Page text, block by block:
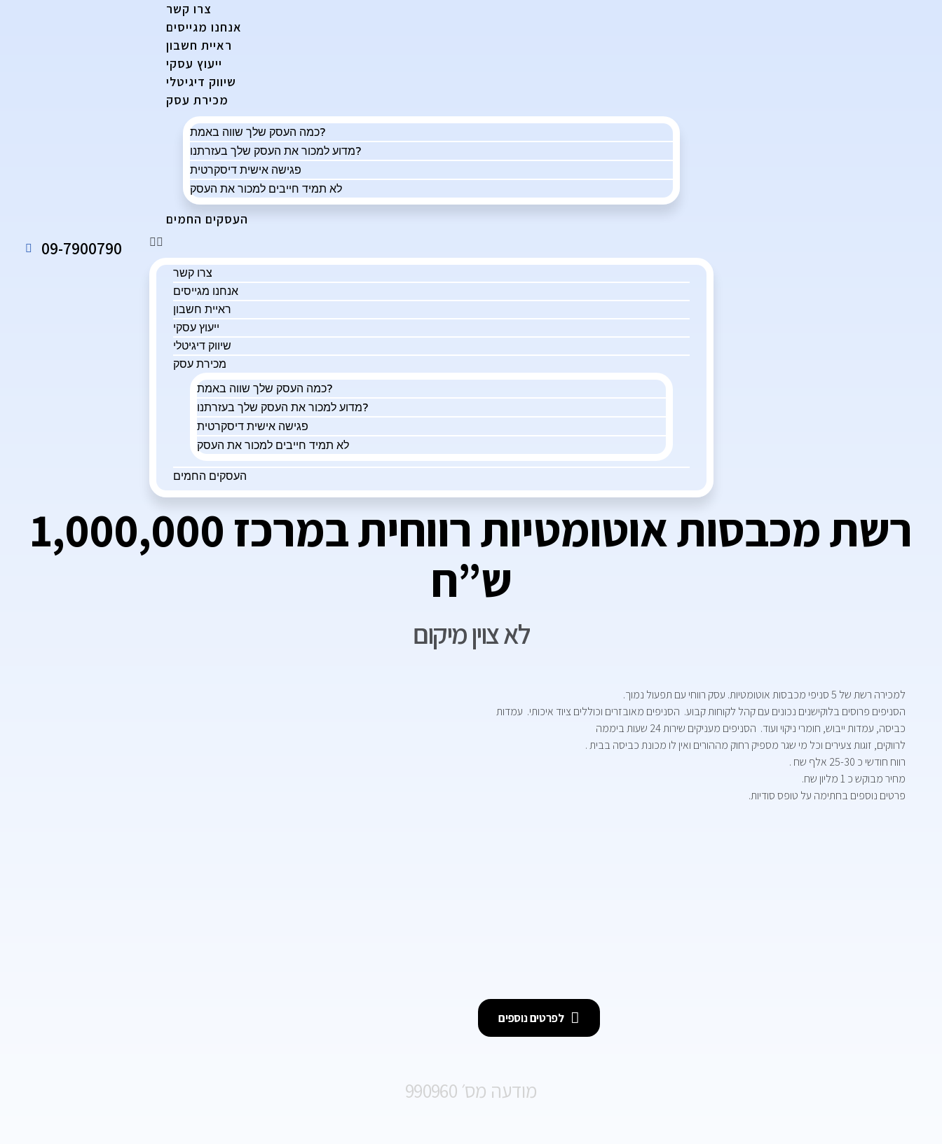
09-7900790
צרו קשר
אנחנו מגייסים
ראיית חשבון
ייעוץ עסקי
שיווק דיגיטלי
מכירת עסק
כמה העסק שלך שווה באמת?
מדוע למכור את העסק שלך בעזרתנו?
פגישה אישית דיסקרטית
לא תמיד חייבים למכור את העסק
העסקים החמים
צרו קשר
אנחנו מגייסים
ראיית חשבון
ייעוץ עסקי
שיווק דיגיטלי
מכירת עסק
כמה העסק שלך שווה באמת?
מדוע למכור את העסק שלך בעזרתנו?
פגישה אישית דיסקרטית
לא תמיד חייבים למכור את העסק
העסקים החמים
רשת מכבסות אוטומטיות רווחית במרכז 1,000,000
ש”ח
לא צוין מיקום
למכירה רשת של 5 סניפי מכבסות אוטומטיות. עסק רווחי עם תפעול נמוך.
הסניפים פרוסים בלוקישנים נכונים עם קהל לקוחות קבוע. הסניפים מאובזרים וכוללים ציוד איכותי. עמדות
כביסה, עמדות ייבוש, חומרי ניקוי ועוד. הסניפים מעניקים שירות 24 שעות ביממה
לרווקים, זוגות צעירים וכל מי שגר מספיק רחוק מההורים ואין לו מכונת כביסה בבית .
רווח חודשי כ 25-30 אלף שח .
מחיר מבוקש כ 1 מליון שח.
פרטים נוספים בחתימה על טופס סודיות.
לפרטים נוספים
מודעה מס׳ 990960